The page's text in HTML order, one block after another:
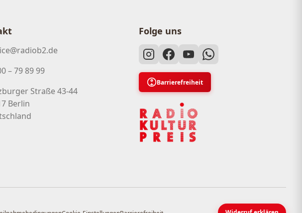
– 79 89 99
Straße 43-44
Berlin
Folge uns
Barrierefreiheit